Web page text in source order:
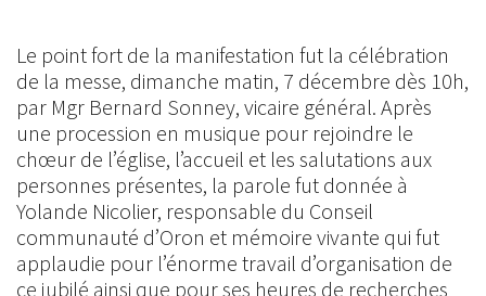
Le point fort de la manifestation fut la célébration
de la messe, dimanche matin, 7 décembre dès 10h,
par Mgr Bernard Sonney, vicaire général. Après
une procession en musique pour rejoindre le
chœur de l’église, l’accueil et les salutations aux
personnes présentes, la parole fut donnée à
Yolande Nicolier, responsable du Conseil
communauté d’Oron et mémoire vivante qui fut
applaudie pour l’énorme travail d’organisation de
ce jubilé ainsi que pour ses heures de recherches